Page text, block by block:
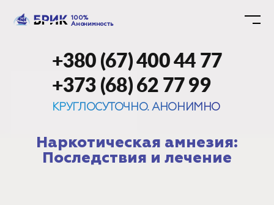
100%
Анонимность
+380 (67) 400 44 77
+373 (68) 62 77 99
КРУГЛОСУТОЧНО. АНОНИМНО
Наркотическая амнезия:
Последствия и лечение